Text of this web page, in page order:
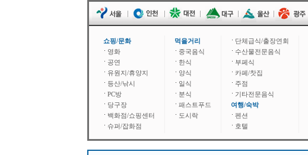
쇼핑/문화
영화
공연
유원지/휴양지
등산/낚시
PC방
당구장
백화점/쇼핑센터
슈퍼/잡화점
먹을거리
중국음식
한식
양식
일식
분식
패스트푸드
도시락
단체급식/출장연회
수산물전문음식
부페식
카페/찻집
주점
기타전문음식
여행/숙박
펜션
호텔